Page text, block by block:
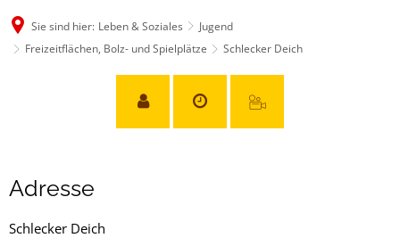
Sie sind hier: Leben & Soziales
Jugend
Freizeitflächen, Bolz- und Spielplätze
Schlecker Deich
Schlecker
Deich
Adresse
Schlecker Deich